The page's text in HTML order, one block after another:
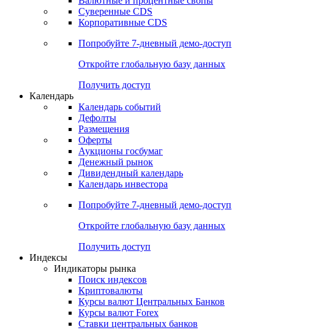
Суверенные CDS
Корпоративные CDS
Попробуйте 7-дневный демо-доступ
Откройте глобальную базу данных
Получить доступ
Календарь
Календарь событий
Дефолты
Размещения
Оферты
Аукционы госбумаг
Денежный рынок
Дивидендный календарь
Календарь инвестора
Попробуйте 7-дневный демо-доступ
Откройте глобальную базу данных
Получить доступ
Индексы
Индикаторы рынка
Поиск индексов
Криптовалюты
Курсы валют Центральных Банков
Курсы валют Forex
Ставки центральных банков